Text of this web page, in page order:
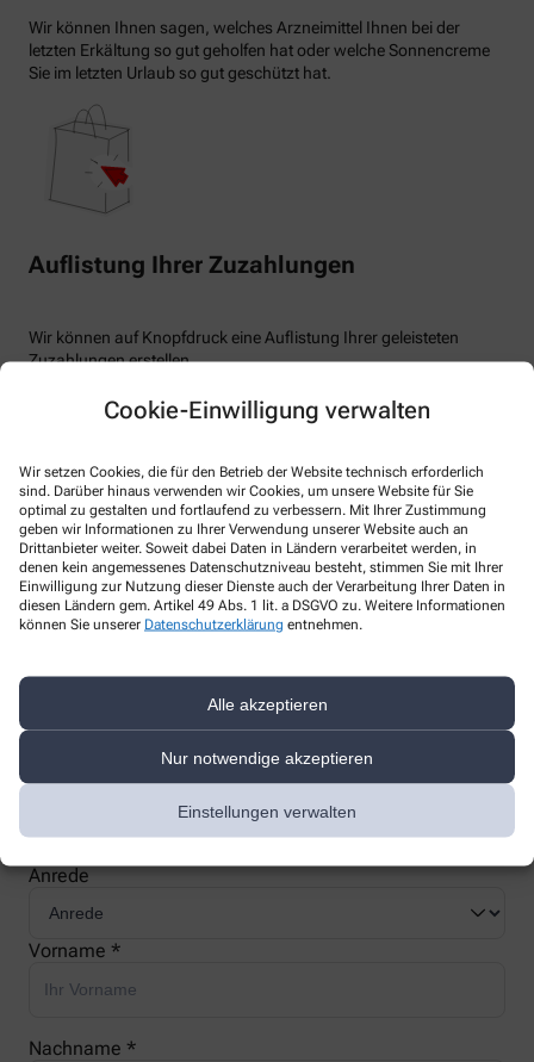
Cookie-Einwilligung verwalten
Wir setzen Cookies, die für den Betrieb der Website technisch erforderlich
sind. Darüber hinaus verwenden wir Cookies, um unsere Website für Sie
optimal zu gestalten und fortlaufend zu verbessern. Mit Ihrer Zustimmung
geben wir Informationen zu Ihrer Verwendung unserer Website auch an
Drittanbieter weiter. Soweit dabei Daten in Ländern verarbeitet werden, in
denen kein angemessenes Datenschutzniveau besteht, stimmen Sie mit Ihrer
Einwilligung zur Nutzung dieser Dienste auch der Verarbeitung Ihrer Daten in
diesen Ländern gem. Artikel 49 Abs. 1 lit. a DSGVO zu. Weitere Informationen
können Sie unserer Datenschutzerklärung entnehmen.
Alle akzeptieren
Nur notwendige akzeptieren
Einstellungen verwalten
Wir können Ihnen sagen, welches Arzneimittel Ihnen bei der
letzten Erkältung so gut geholfen hat oder welche Sonnencreme
Sie im letzten Urlaub so gut geschützt hat.
Auflistung Ihrer Zuzahlungen
Wir können auf Knopfdruck eine Auflistung Ihrer geleisteten
Zuzahlungen erstellen.
Nachweis Ihrer Befreiung
Wenn Sie einen Ausweis über die Befreiung der gesetzlichen
Kundenkarte beantragen
Jetzt schnell und einfach online beantragen und beim nächsten
Besuch bei uns in der Apotheke abholen.
Anrede
Vorname *
Nachname *